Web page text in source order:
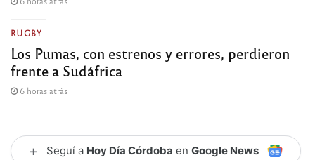
RUGBY
Los Pumas, con estrenos y errores, perdieron
frente a Sudáfrica
6 horas atrás
+ Seguí a Hoy Día Córdoba en Google News